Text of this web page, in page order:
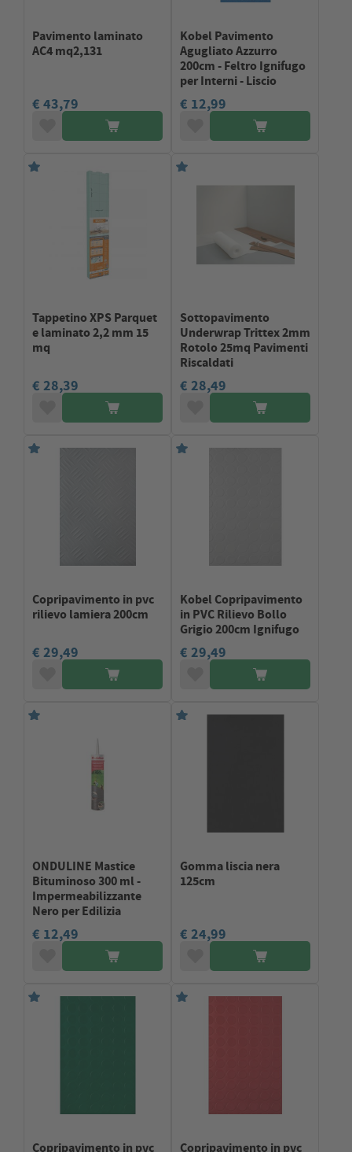
Pavimento laminato
AC4 mq2,131
€ 43,79
Kobel Pavimento
Agugliato Azzurro
200cm - Feltro Ignifugo
per Interni - Liscio
€ 12,99
Tappetino XPS Parquet
e laminato 2,2 mm 15
mq
€ 28,39
Sottopavimento
Underwrap Trittex 2mm
Rotolo 25mq Pavimenti
Riscaldati
€ 28,49
Copripavimento in pvc
rilievo lamiera 200cm
€ 29,49
Kobel Copripavimento
in PVC Rilievo Bollo
Grigio 200cm Ignifugo
€ 29,49
ONDULINE Mastice
Bituminoso 300 ml -
Impermeabilizzante
Nero per Edilizia
€ 12,49
Gomma liscia nera
125cm
€ 24,99
Copripavimento in pvc
Copripavimento in pvc